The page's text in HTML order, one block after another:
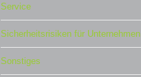
Service
Sicherheitsrisiken für Unternehmen
Sonstiges